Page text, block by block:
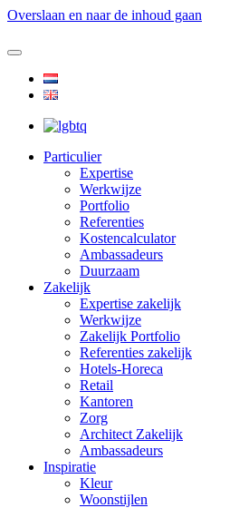
Overslaan en naar de inhoud gaan
Particulier
Expertise
Werkwijze
Portfolio
Referenties
Kostencalculator
Ambassadeurs
Duurzaam
Zakelijk
Expertise zakelijk
Werkwijze
Zakelijk Portfolio
Referenties zakelijk
Hotels-Horeca
Retail
Kantoren
Zorg
Architect Zakelijk
Ambassadeurs
Inspiratie
Kleur
Woonstijlen